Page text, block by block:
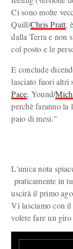
Ci sono molte
Quill/Chris Pratt,
dalla Terra e non
col posto e le
E conclude
lasciato fuori altri
Pace, Yound/
perchè faranno la
paio di mesi."
L'unica nota
praticamente in
uscirà il primo
Vi lasciamo con
volete fare un